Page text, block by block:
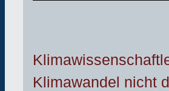
Klimawandel nicht